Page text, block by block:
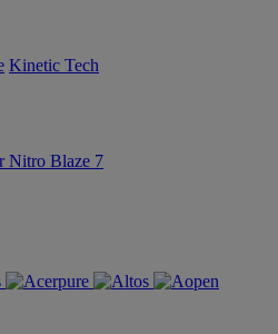
Kinetic Tech
Nitro Blaze 7